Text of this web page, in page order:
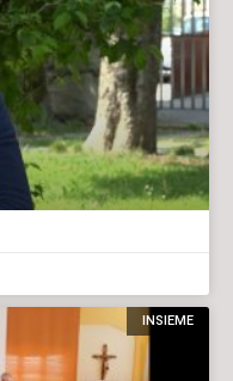
INSIEME